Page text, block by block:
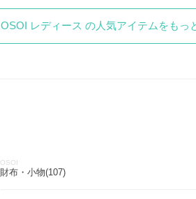
OSOI レディース の人気アイテムをもっ
OSOI
財布・小物(107)